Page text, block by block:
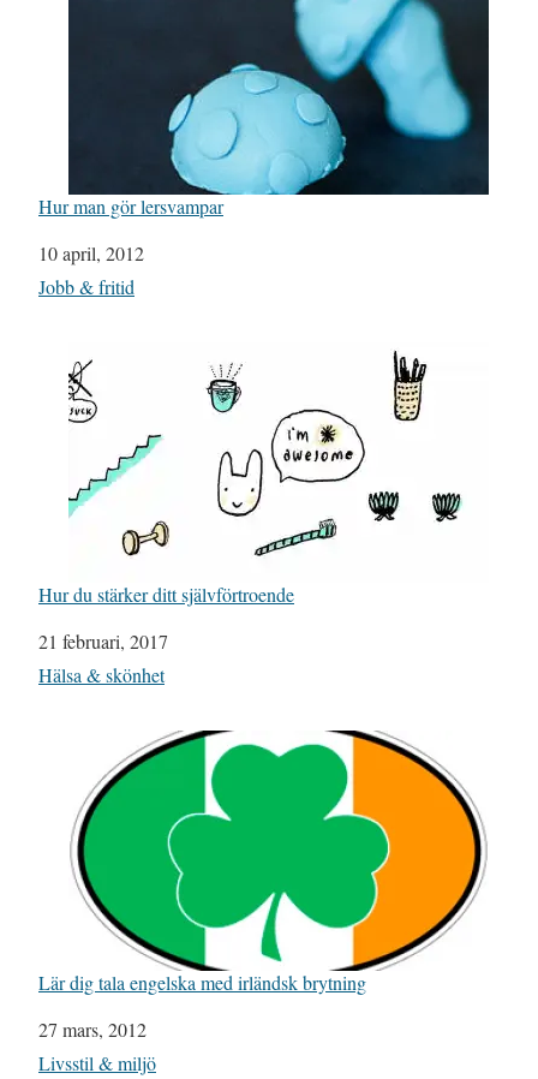
Hur man gör lersvampar
Datum
10 april, 2012
I relation till
Jobb & fritid
Hur du stärker ditt självförtroende
Datum
21 februari, 2017
I relation till
Hälsa & skönhet
Lär dig tala engelska med irländsk brytning
Datum
27 mars, 2012
I relation till
Livsstil & miljö